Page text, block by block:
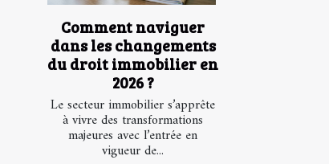
Comment naviguer
dans les changements
du droit immobilier en
2026 ?
Le secteur immobilier s’apprête
à vivre des transformations
majeures avec l’entrée en
vigueur de...